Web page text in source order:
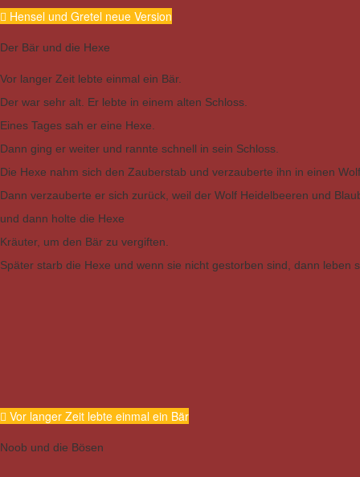
Hensel und Gretel neue Version
Der Bär und die Hexe
Vor langer Zeit lebte einmal ein Bär.
Der war sehr alt. Er lebte in einem alten Schloss.
Eines Tages sah er eine Hexe.
Dann ging er weiter und rannte schnell in sein Schloss.
Die Hexe nahm sich den Zauberstab und verzauberte ihn in einen
Dann verzauberte er sich zurück, weil der Wolf Heidelbeeren und
und dann holte die Hexe
Kräuter, um den Bär zu vergiften.
Später starb die Hexe und wenn sie nicht gestorben sind, dann leben
Vor langer Zeit lebte einmal ein Bär
Noob und die Bösen